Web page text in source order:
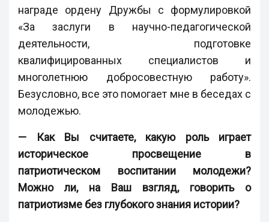
награде ордену Дружбы с формулировкой
«За заслуги в научно-педагогической
деятельности, подготовке
квалифицированных специалистов и
многолетнюю добросовестную работу».
Безусловно, все это помогает мне в беседах с
молодежью.
— Как Вы считаете, какую роль играет
историческое просвещение в
патриотическом воспитании молодежи?
Можно ли, на Ваш взгляд, говорить о
патриотизме без глубокого знания истории?